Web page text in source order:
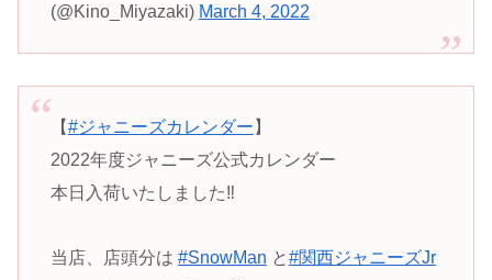
(@Kino_Miyazaki) March 4, 2022
【#ジャニーズカレンダー 】
2022年度ジャニーズ公式カレンダー
本日入荷いたしました‼️
当店、店頭分は #SnowMan と#関西ジャニーズJr